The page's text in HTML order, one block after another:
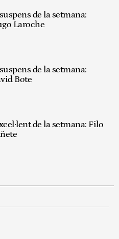
de la setmana:
Laroche
de la setmana:
Bote
de la setmana: Filo